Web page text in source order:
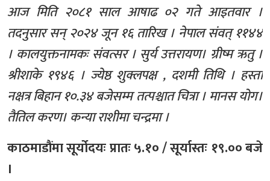
आज मिति २०८१ साल आषाढ ०२ गते आइतवार ।
तदनुसार सन् २०२४ जून १६ तारिख । नेपाल संवत् ११४४
। कालयुक्तनामकः संवत्सर । सुर्य उत्तरायण। ग्रीष्म ऋतु ।
श्रीशाके १९४६ । ज्येष्ठ शुक्लपक्ष , दशमी तिथि । हस्ता
नक्षत्र बिहान १०.३४ बजेसम्म तत्पश्चात चित्रा । मानस योग।
तैतिल करण। कन्या राशीमा चन्द्रमा ।
काठमाडौंमा सूर्योदयः प्रातः ५.१० / सूर्यास्तः १९.०० बजे
।